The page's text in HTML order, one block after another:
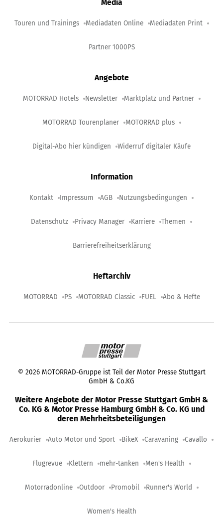
Media
Touren und Trainings Mediadaten Online Mediadaten Print
Partner 1000PS
Angebote
MOTORRAD Hotels Newsletter Marktplatz und Partner
MOTORRAD Tourenplaner MOTORRAD plus
Digital-Abo hier kündigen Widerruf digitaler Käufe
Information
Kontakt Impressum AGB Nutzungsbedingungen
Datenschutz Privacy Manager Karriere Themen
Barrierefreiheitserklärung
Heftarchiv
MOTORRAD PS MOTORRAD Classic FUEL Abo & Hefte
© 2026 MOTORRAD-Gruppe ist Teil der Motor Presse Stuttgart
GmbH & Co.KG
Weitere Angebote der Motor Presse Stuttgart GmbH &
Co. KG & Motor Presse Hamburg GmbH & Co. KG und
deren Mehrheitsbeteiligungen
Aerokurier Auto Motor und Sport BikeX Caravaning Cavallo
Flugrevue Klettern mehr-tanken Men's Health
Motorradonline Outdoor Promobil Runner's World
Women's Health